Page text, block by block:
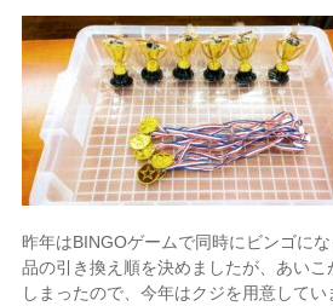
昨年はBINGOゲームで同時にビンゴに
品の引き換え順を決めましたが、あいこ
しまったので、今年はクジを用意してい